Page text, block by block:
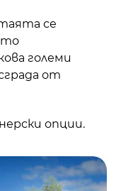
се
големи
от
опции.